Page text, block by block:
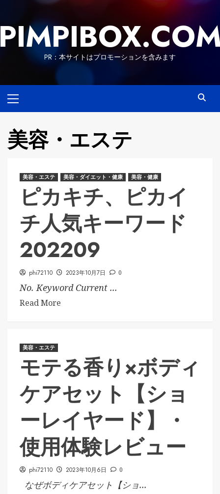
content
PR：本サイトはプロモーションを含みます
Menu
美容・エステ
美容・エステ 美容・ダイエット・健康 美容・健康
ピカキチ、ピカイ
チ人気キーワード
202209
phi72110 2023年10月7日 0
No. Keyword Current ...
Read More
美容・エステ
モテる香り×ボディ
ケアセット【ショ
ーレイヤード】・
使用体験レビュー
phi72110 2023年10月6日 0
なぜボディケアセット【ショ...